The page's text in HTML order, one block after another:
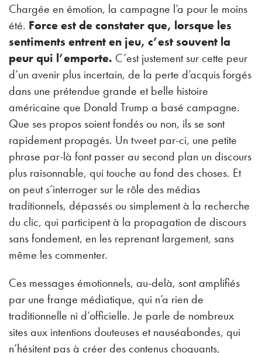
Chargée en émotion, la campagne l’a pour le moins
été. Force est de constater que, lorsque les
sentiments entrent en jeu, c’est souvent la
peur qui l’emporte. C’est justement sur cette peur
d’un avenir plus incertain, de la perte d’acquis forgés
dans une prétendue grande et belle histoire
américaine que Donald Trump a basé campagne.
Que ses propos soient fondés ou non, ils se sont
rapidement propagés. Un tweet par-ci, une petite
phrase par-là font passer au second plan un discours
plus raisonnable, qui touche au fond des choses. Et
on peut s’interroger sur le rôle des médias
traditionnels, dépassés ou simplement à la recherche
du clic, qui participent à la propagation de discours
sans fondement, en les reprenant largement, sans
même les commenter.
Ces messages émotionnels, au-delà, sont amplifiés
par une frange médiatique, qui n’a rien de
traditionnelle ni d’officielle. Je parle de nombreux
sites aux intentions douteuses et nauséabondes, qui
n’hésitent pas à créer des contenus choquants,